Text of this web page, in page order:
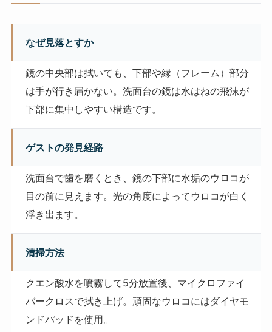
なぜ見落とすか
鏡の中央部は拭いても、下部や縁（フレーム）部分
は手が行き届かない。洗面台の鏡は水はねの飛沫が
下部に集中しやすい構造です。
ゲストの発見経路
洗面台で歯を磨くとき、鏡の下部に水垢のウロコが
目の前に見えます。光の角度によってウロコが白く
浮き出ます。
清掃方法
クエン酸水を噴霧して5分放置後、マイクロファイ
バークロスで拭き上げ。頑固なウロコにはダイヤモ
ンドパッドを使用。